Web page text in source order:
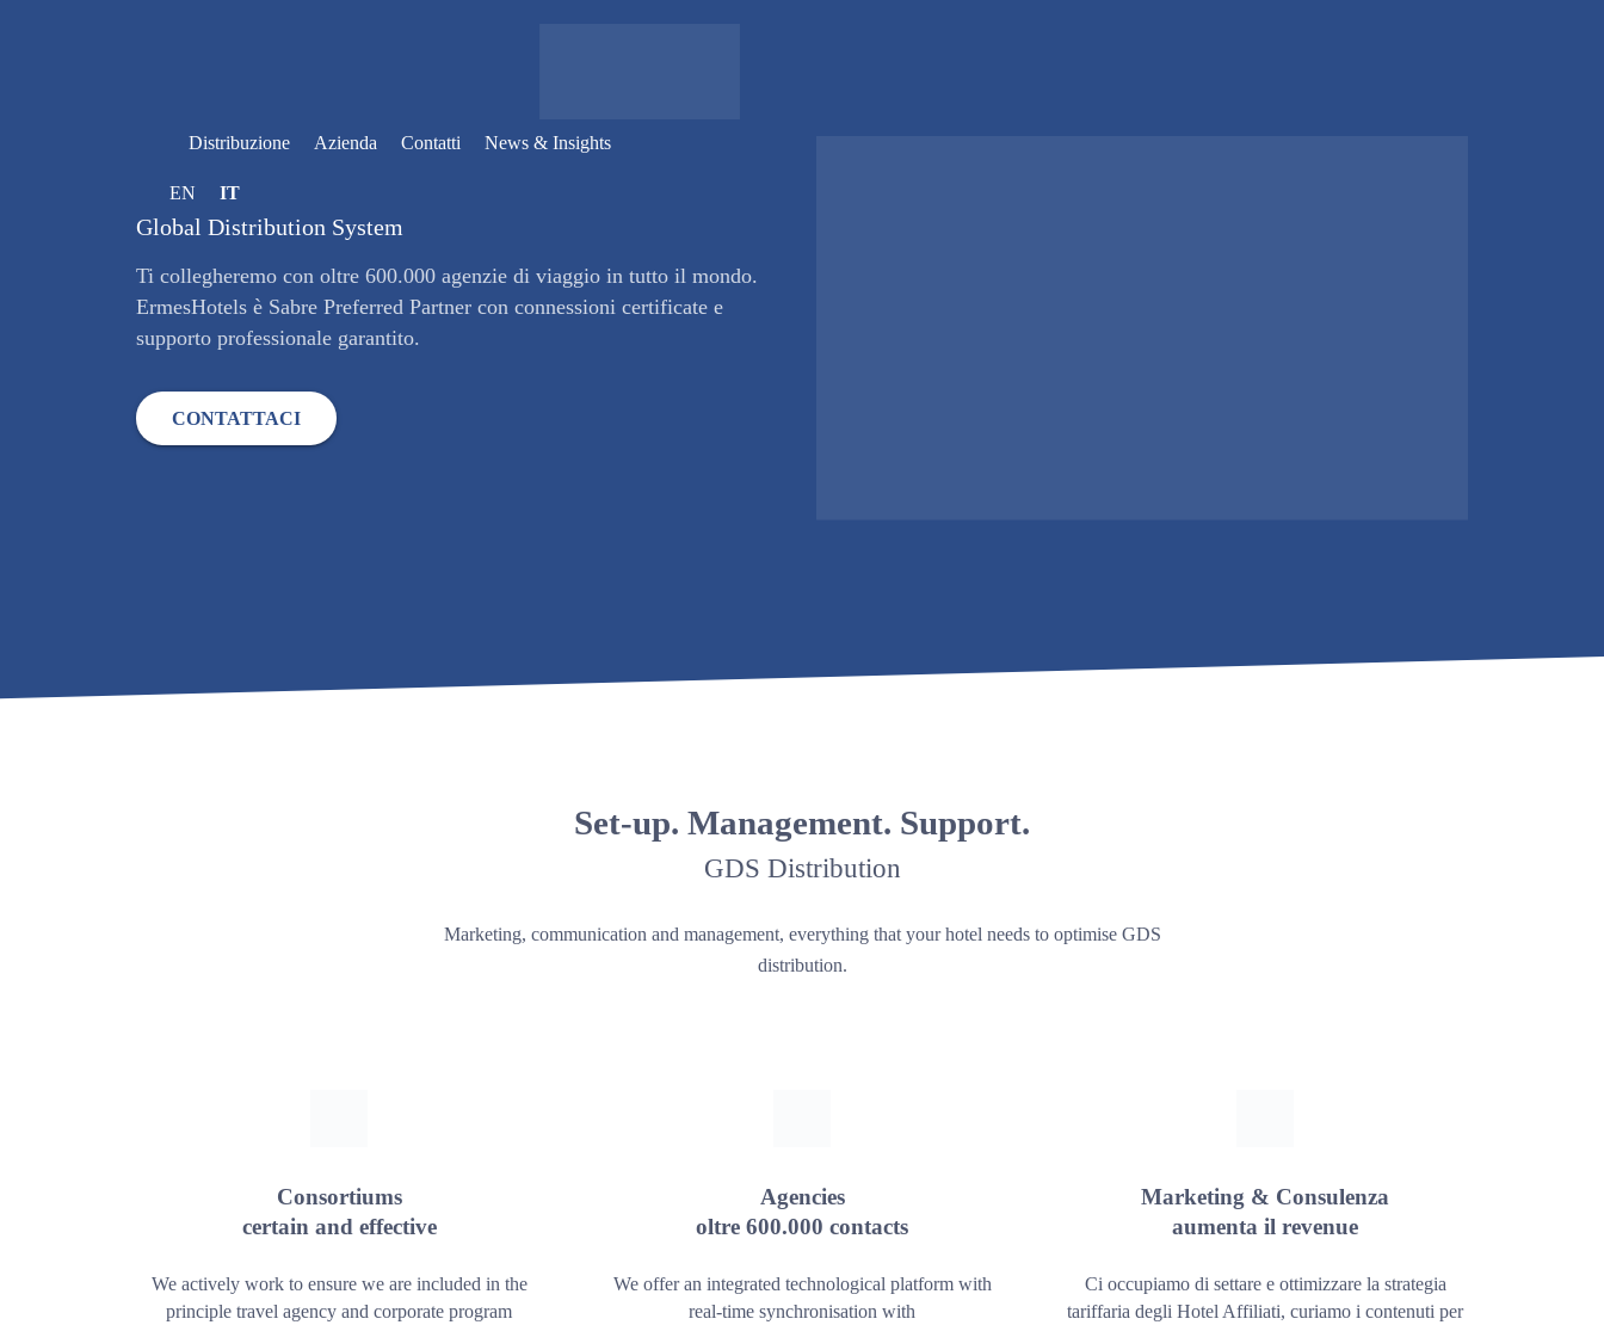
Distribuzione Azienda Contatti News & Insights
EN IT
Global Distribution System
Ti collegheremo con oltre 600.000 agenzie di viaggio in tutto il mondo.
ErmesHotels è Sabre Preferred Partner con connessioni certificate e
supporto professionale garantito.
CONTATTACI
Set-up. Management. Support.
GDS Distribution
Marketing, communication and management, everything that your hotel needs to optimise GDS
distribution.
Consortiums
certain and effective
We actively work to ensure we are included in the
principle travel agency and corporate program
Agencies
oltre 600.000 contacts
We offer an integrated technological platform with
real-time synchronisation with
Marketing & Consulenza
aumenta il revenue
Ci occupiamo di settare e ottimizzare la strategia
tariffaria degli Hotel Affiliati, curiamo i contenuti per